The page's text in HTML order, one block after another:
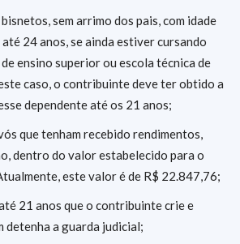
sem arrimo dos pais, com idade
24 anos, se ainda estiver cursando
ensino superior ou escola técnica de
caso, o contribuinte deve ter obtido a
dependente até os 21 anos;
que tenham recebido rendimentos,
dentro do valor estabelecido para o
este valor é de R$ 22.847,76;
21 anos que o contribuinte crie e
detenha a guarda judicial;